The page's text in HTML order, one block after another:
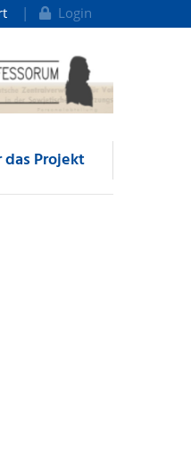
Login
das Projekt